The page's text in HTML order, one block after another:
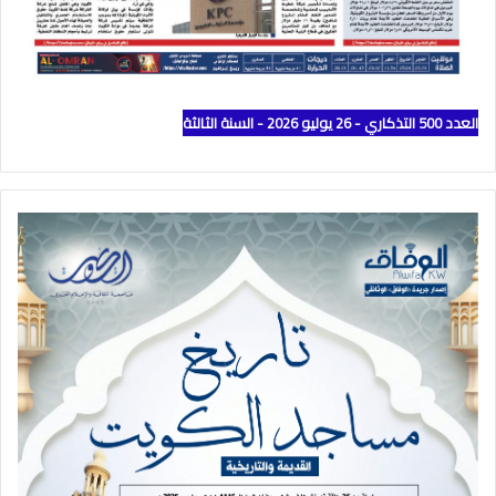
العدد 500 التذكاري - 26 يوليو 2026 - السنة الثالثة